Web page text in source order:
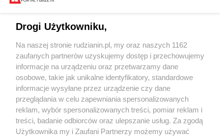
Wydawca mediów lokalnych
Nie zapomnij
zapoznać się z:
polityką prywatności regulamin korzystania z portali
Twojemiasto Skontaktuj sięz nami
Drogi Użytkowniku,
Na naszej stronie rudzianin.pl, my oraz naszych 1162
zaufanych partnerów uzyskujemy dostęp i przechowujemy
informacje na urządzeniu oraz przetwarzamy dane
osobowe, takie jak unikalne identyfikatory, standardowe
informacje wysyłane przez urządzenie czy dane
przeglądania w celu zapewniania spersonalizowanych
reklam, wybór spersonalizowanych treści, pomiar reklam i
treści, badanie odbiorców oraz ulepszanie usług. Za zgodą
Użytkownika my i Zaufani Partnerzy możemy używać